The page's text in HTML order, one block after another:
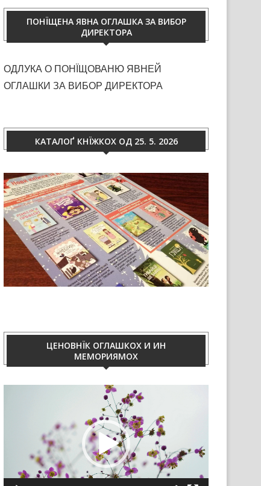
ПОНЇЩЕНА ЯВНА ОГЛАШКА ЗА ВИБОР
ДИРЕКТОРА
ОДЛУКА О ПОНЇЩОВАНЮ ЯВНЕЙ
ОГЛАШКИ ЗА ВИБОР ДИРЕКТОРА
КАТАЛОҐ КНЇЖКОХ ОД 25. 5. 2026
ЦЕНОВНЇК ОГЛАШКОХ И ИН
МЕМОРИЯМОХ